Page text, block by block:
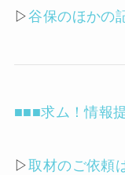
▷谷保のほかの
■■■求ム！情報
▷取材のご依頼